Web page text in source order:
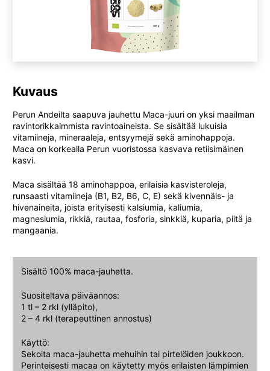
Kuvaus
Perun Andeilta saapuva jauhettu Maca-juuri on yksi maailman
ravintorikkaimmista ravintoaineista. Se sisältää lukuisia
vitamiineja, mineraaleja, entsyymejä sekä aminohappoja.
Maca on korkealla Perun vuoristossa kasvava retiisimäinen
kasvi.
Maca sisältää 18 aminohappoa, erilaisia kasvisteroleja,
runsaasti vitamiineja (B1, B2, B6, C, E) sekä kivennäis- ja
hivenaineita, joista erityisesti kalsiumia, kaliumia,
magnesiumia, rikkiä, rautaa, fosforia, sinkkiä, kuparia, piitä ja
mangaania.
Sisältö 100% maca-jauhetta.
Suositeltava päiväannos:
1 tl – 2 rkl (ylläpito),
2 – 4 rkl (terapeuttinen annostus)
Käyttö:
Sekoita maca-jauhetta mehuihin tai pirtelöiden joukkoon.
Perinteisesti macaa on käytetty myös erilaisten lämpimien